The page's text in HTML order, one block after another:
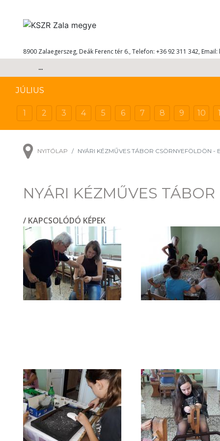
8900 Zalaegerszeg, Deák Ferenc tér 6., Telefon: +36 92 311 342, Email:
...
JÚLIUS
1 2 3 4 5 6 7 8 9 10
NYITÓLAP NYÁRI KÉZMŰVES TÁBOR CSÖRNYEFÖLDÖN -
NYÁRI KÉZMŰVES
/ KAPCSOLÓDÓ KÉPEK